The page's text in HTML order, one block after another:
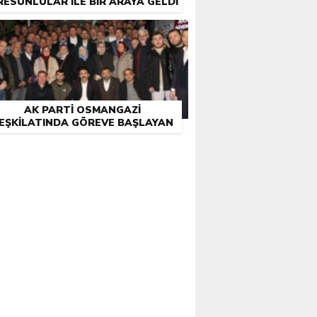
AK PARTI OSMANGAZI
GÖREVE BAŞLAYAN